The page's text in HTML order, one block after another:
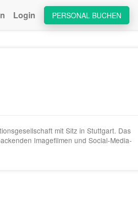
PERSONAL BUCHEN
Login
mit Sitz in Stuttgart. Das
Imagefilmen und Social-Media-